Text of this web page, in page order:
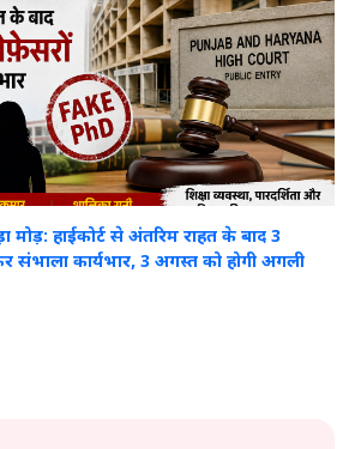
मोड़: हाईकोर्ट से अंतरिम राहत के बाद 3
संभाला कार्यभार, 3 अगस्त को होगी अगली